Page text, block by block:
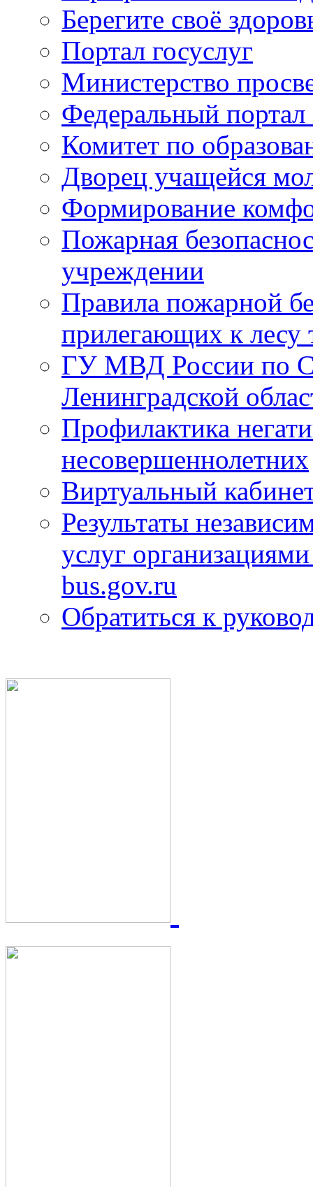
Берегите своё
Портал госуслуг
Министерство
Федеральный портал
Комитет по
Дворец учащейся
Формирование
Пожарная
учреждении
Правила пожарной
прилегающих к лесу
ГУ МВД России по
Ленинградской
Профилактика
несовершеннолетних
Виртуальный
Результаты
услуг
bus.gov.ru
Обратиться к